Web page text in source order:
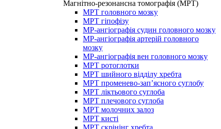
Магнітно-резонансна томографія (МРТ)
МРТ головного мозку
МРТ гіпофізу
МР-ангіографія судин головного мозку
МР-ангіографія артерій головного
мозку
МР-ангіографія вен головного мозку
МРТ ротоглотки
МРТ шийного відділу хребта
МРТ променево-зап’ясного суглобу
МРТ ліктьового суглоба
МРТ плечового суглоба
МРТ молочних залоз
МРТ кисті
МРТ скрінінг хребта